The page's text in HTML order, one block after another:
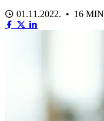
01.11.2022. • 16 MIN